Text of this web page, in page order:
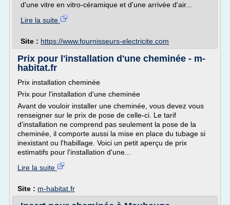
d'une vitre en vitro-céramique et d'une arrivée d'air...
Lire la suite
Site : https://www.fournisseurs-electricite.com
Prix pour l'installation d'une cheminée - m-
habitat.fr
Prix installation cheminée
Prix pour l'installation d'une cheminée
Avant de vouloir installer une cheminée, vous devez vous
renseigner sur le prix de pose de celle-ci. Le tarif
d'installation ne comprend pas seulement la pose de la
cheminée, il comporte aussi la mise en place du tubage si
inexistant ou l'habillage. Voici un petit aperçu de prix
estimatifs pour l'installation d'une...
Lire la suite
Site : m-habitat.fr